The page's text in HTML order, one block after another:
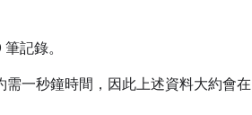
記錄。
一秒鐘時間，因此上述資料大約會在